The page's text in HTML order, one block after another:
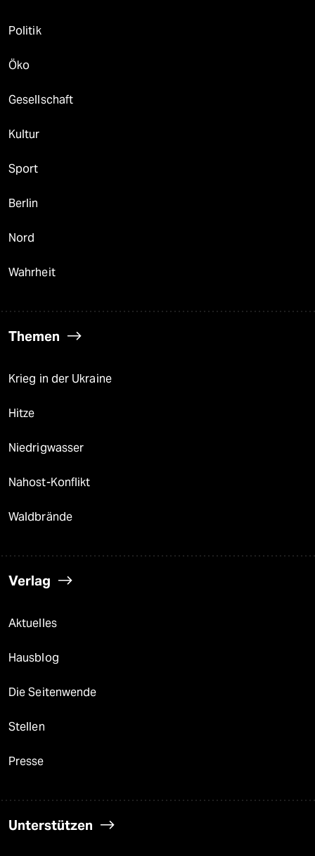
Politik
Öko
Gesellschaft
Kultur
Sport
Berlin
Nord
Wahrheit
Themen
Krieg in der Ukraine
Hitze
Niedrigwasser
Nahost-Konflikt
Waldbrände
Verlag
Aktuelles
Hausblog
Die Seitenwende
Stellen
Presse
Unterstützen